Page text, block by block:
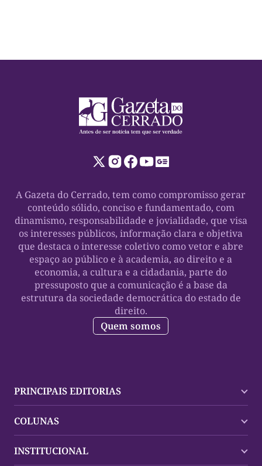
A Gazeta do Cerrado, tem como compromisso gerar
conteúdo sólido, conciso e fundamentado, com
dinamismo, responsabilidade e jovialidade, que visa
os interesses públicos, informação clara e objetiva
que destaca o interesse coletivo como vetor e abre
espaço ao público e à academia, ao direito e a
economia, a cultura e a cidadania, parte do
pressuposto que a comunicação é a base da
estrutura da sociedade democrática do estado de
direito.
Quem somos
PRINCIPAIS EDITORIAS
Palmas
Mundo
COLUNAS
Policial
INSTITUCIONAL